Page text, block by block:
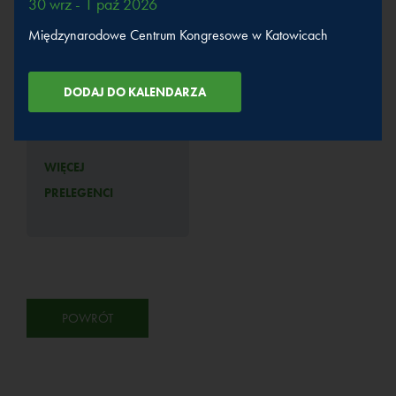
WIĘCEJ
PRELEGENCI
POWRÓT
Międzynarodowe Centrum Kongresowe w Katowicach